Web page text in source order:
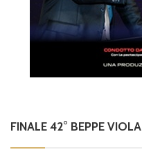
FINALE 42° BEPPE VIOLA